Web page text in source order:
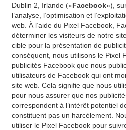
Dublin 2, Irlande («Facebook»),
l’analyse, l’optimisation et
web. À l’aide du Pixel Facebook,
déterminer les visiteurs de notre
cible pour la présentation de
conséquent, nous utilisons le Pixel
publicités Facebook que nous
utilisateurs de Facebook qui ont
site web. Cela signifie que nous
pour nous assurer que nos
correspondent à l’intérêt potentiel
constituent pas un harcèlement.
utiliser le Pixel Facebook pour